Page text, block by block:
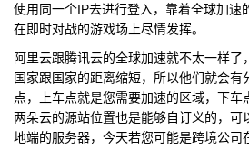
使用同一个IP去进行登入，靠着全球加速
在即时对战的游戏场上尽情发挥。
阿里云跟腾讯云的全球加速就不太一样了
国家跟国家的距离缩短，所以他们就会有
点，上车点就是您需要加速的区域，下车
两朵云的源站位置也是能够自订义的，可
地端的服务器，今天若您可能是跨境公司